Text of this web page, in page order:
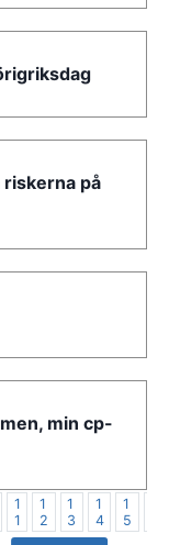
på
min cp-
1
1
1
2
1
3
1
4
1
5